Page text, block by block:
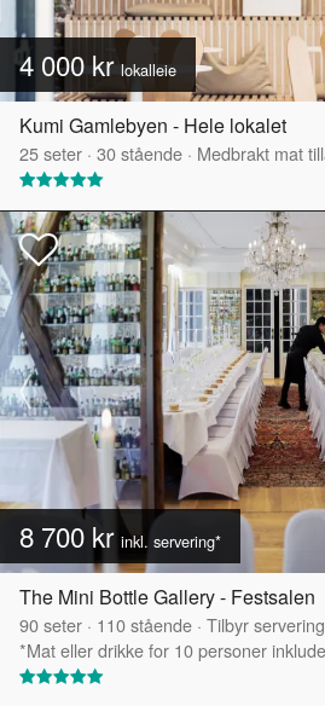
4 000 krlokalleie
Kumi Gamlebyen - Hele lokalet
25seter · 30stående · Medbrakt mat
8 700 kr inkl. servering*
The Mini Bottle Gallery - Festsalen
90seter · 110stående · Tilbyr servering
*Mat eller drikke for 10 personer